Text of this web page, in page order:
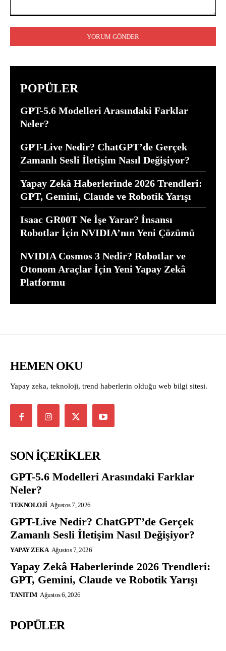
POPÜLER
GPT-5.6 Modelleri Arasındaki Farklar
Neler?
GPT-Live Nedir? ChatGPT’de Gerçek
Zamanlı Sesli İletişim Nasıl Değişiyor?
Yapay Zekâ Haberlerinde 2026 Trendleri:
GPT, Gemini, Claude ve Robotik Yarışı
Isaac GR00T Ne İşe Yarar? İnsansı
Robotlar İçin NVIDIA’nın Yeni Çözümü
NVIDIA Cosmos 3 Nedir? Robotlar ve
Otonom Araçlar İçin Yeni Yapay Zekâ
Platformu
HEMEN OKU
Yapay zeka, teknoloji, trend haberlerin olduğu web bilgi sitesi.
SON İÇERİKLER
GPT-5.6 Modelleri Arasındaki Farklar
Neler?
TEKNOLOJI Ağustos 7, 2026
GPT-Live Nedir? ChatGPT’de Gerçek
Zamanlı Sesli İletişim Nasıl Değişiyor?
YAPAY ZEKA Ağustos 7, 2026
Yapay Zekâ Haberlerinde 2026 Trendleri:
GPT, Gemini, Claude ve Robotik Yarışı
TANITIM Ağustos 6, 2026
POPÜLER